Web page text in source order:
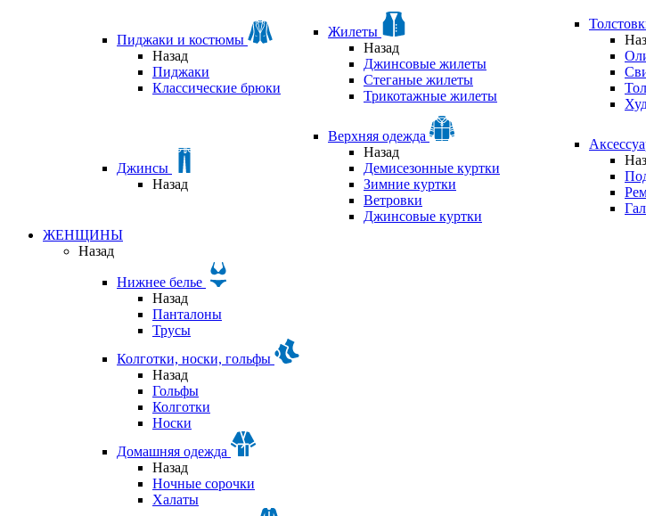
Пиджаки и костюмы
Назад
Пиджаки
Классические брюки
Жилеты
Назад
Джинсовые жилеты
Стеганые жилеты
Трикотажные жилеты
Джинсы
Назад
Верхняя одежда
Назад
Демисезонные куртки
Зимние куртки
Ветровки
Джинсовые куртки
ЖЕНЩИНЫ
Назад
Нижнее белье
Назад
Панталоны
Трусы
Колготки, носки, гольфы
Назад
Гольфы
Колготки
Носки
Домашняя одежда
Назад
Ночные сорочки
Халаты